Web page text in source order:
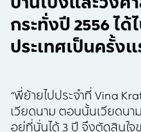
กระทั่งปี 2556 ไ
ประเทศเป็นครั้งแ
“พี่ย้ายไปประจำที่ Vina
เวียดนาม ตอนนั้นเวียดนา
อยู่ที่นั่นได้ 3 ปี จึงตัดสินใจ